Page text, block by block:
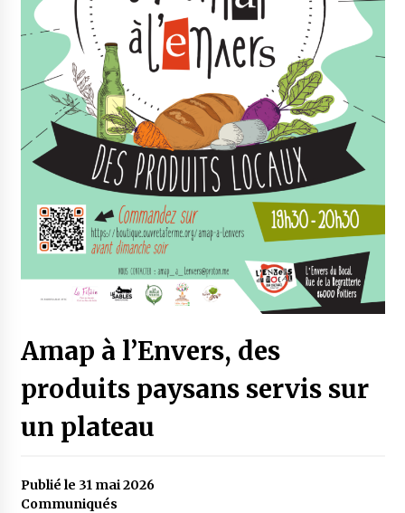
Amap à l’Envers, des
produits paysans servis sur
un plateau
Publié le 31 mai 2026
Communiqués